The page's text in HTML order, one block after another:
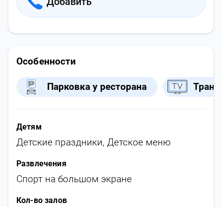
Особенности
Парковка у ресторана
Детям
Детские праздники, Детское меню
Развлечения
Спорт на большом экране
Кол-во залов